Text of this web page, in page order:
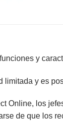
y
y es
Online, los
de que los